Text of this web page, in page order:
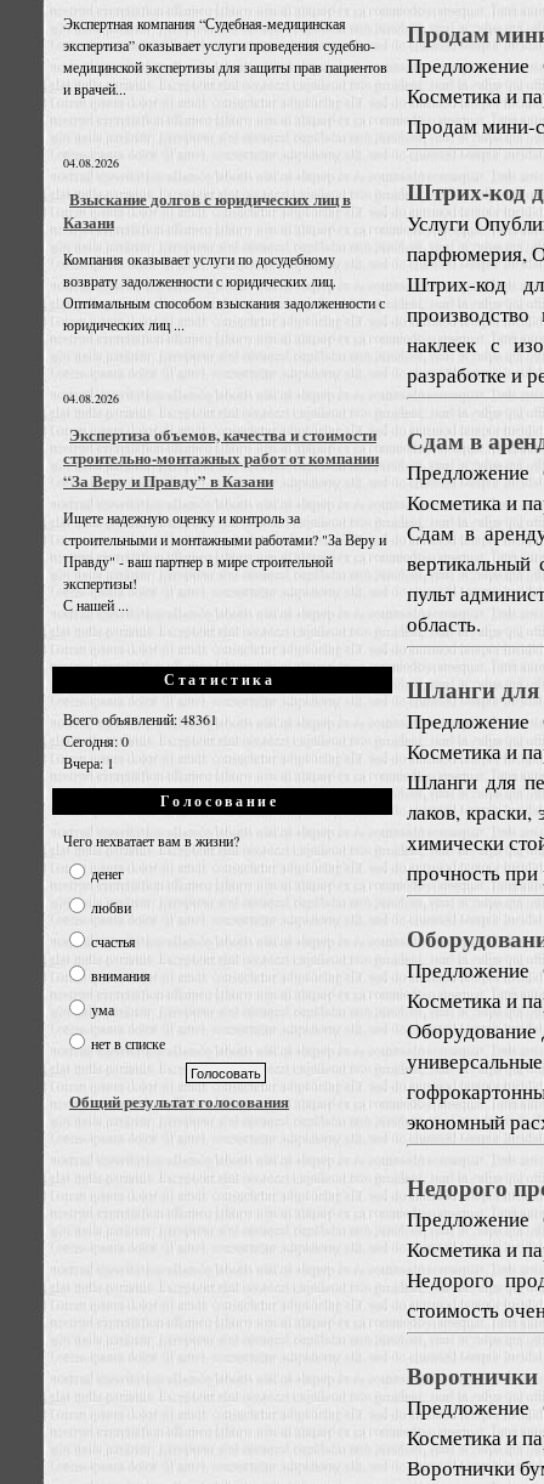
Экспертная компания “Судебная-медицинская
экспертиза” оказывает услуги проведения судебно-
медицинской экспертизы для защиты прав пациентов
и врачей...
04.08.2026
Взыскание долгов с юридических лиц в
Казани
Компания оказывает услуги по досудебному
возврату задолженности с юридических лиц.
Оптимальным способом взыскания задолженности с
юридических лиц ...
04.08.2026
Экспертиза объемов, качества и стоимости
строительно-монтажных работ от компании
“За Веру и Правду” в Казани
Ищете надежную оценку и контроль за
строительными и монтажными работами? "За Веру и
Правду" - ваш партнер в мире строительной
экспертизы!
С нашей ...
Статистика
Всего объявлений: 48361
Сегодня: 0
Вчера: 1
Голосование
Чего нехватает вам в жизни?
денег
любви
счастья
внимания
ума
нет в списке
Общий результат голосования
Продам
Предложение
Косметика и
Продам мини-
Штрих-код
Услуги
парфюмерия,
Штрих-код
наклеек с
разработке и
Сдам в
Предложение
Косметика и
Сдам в
пульт
область.
Шланги для
Предложение
Косметика и
Шланги для
лаков,
химически
прочность
Предложение
Косметика и
Оборудование
экономный
Недорого
Предложение
Косметика и
Недорого
стоимость
Предложение
Косметика и
Воротнички